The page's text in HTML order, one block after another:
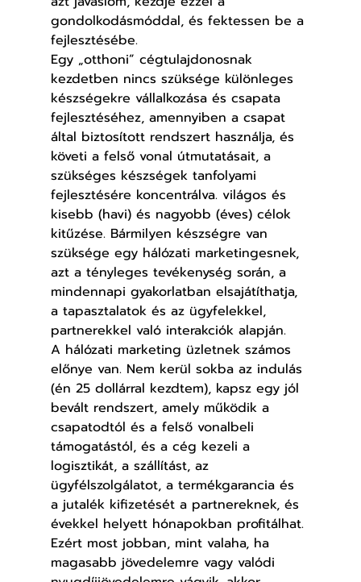
gondolkodásmóddal, és fektessen be a
fejlesztésébe.
Egy „otthoni” cégtulajdonosnak
kezdetben nincs szüksége különleges
készségekre vállalkozása és csapata
fejlesztéséhez, amennyiben a csapat
által biztosított rendszert használja, és
követi a felső vonal útmutatásait, a
szükséges készségek tanfolyami
fejlesztésére koncentrálva. világos és
kisebb (havi) és nagyobb (éves) célok
kitűzése. Bármilyen készségre van
szüksége egy hálózati marketingesnek,
azt a tényleges tevékenység során, a
mindennapi gyakorlatban elsajátíthatja,
a tapasztalatok és az ügyfelekkel,
partnerekkel való interakciók alapján.
A hálózati marketing üzletnek számos
előnye van. Nem kerül sokba az indulás
(én 25 dollárral kezdtem), kapsz egy jól
bevált rendszert, amely működik a
csapatodtól és a felső vonalbeli
támogatástól, és a cég kezeli a
logisztikát, a szállítást, az
ügyfélszolgálatot, a termékgarancia és
a jutalék kifizetését a partnereknek, és
évekkel helyett hónapokban profitálhat.
Ezért most jobban, mint valaha, ha
magasabb jövedelemre vagy valódi